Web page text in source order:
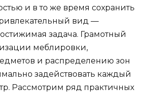
и в то же время сохранить
вид —
задача. Грамотный
меблировки,
и распределению зон
задействовать каждый
Рассмотрим ряд практичных